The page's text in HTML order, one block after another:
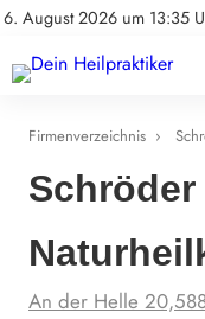
6. August 2026 um 13:35
Impressum
Natürliche Medizin
Heilpflanzen &
Firmenverzeichnis ›
An der Helle